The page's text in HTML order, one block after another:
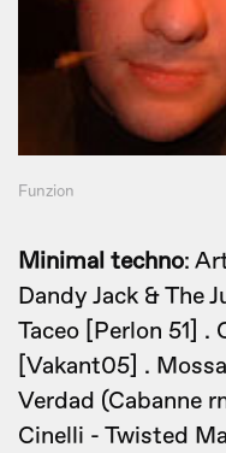
Funzion
Minimal techno:
Dandy Jack & The
Taceo [Perlon 51] .
[Vakant05] .
Verdad (Cabanne
Cinelli - Twisted